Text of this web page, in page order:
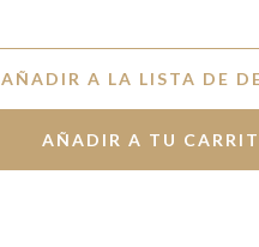
AÑADIR A LA LISTA DE